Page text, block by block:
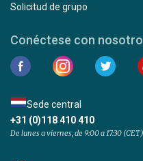
Solicitud de grupo
Conéctese con
Sede central
+31 (0)118 410 410
De lunes a viernes, de 9:00 a 17:30 (CET)